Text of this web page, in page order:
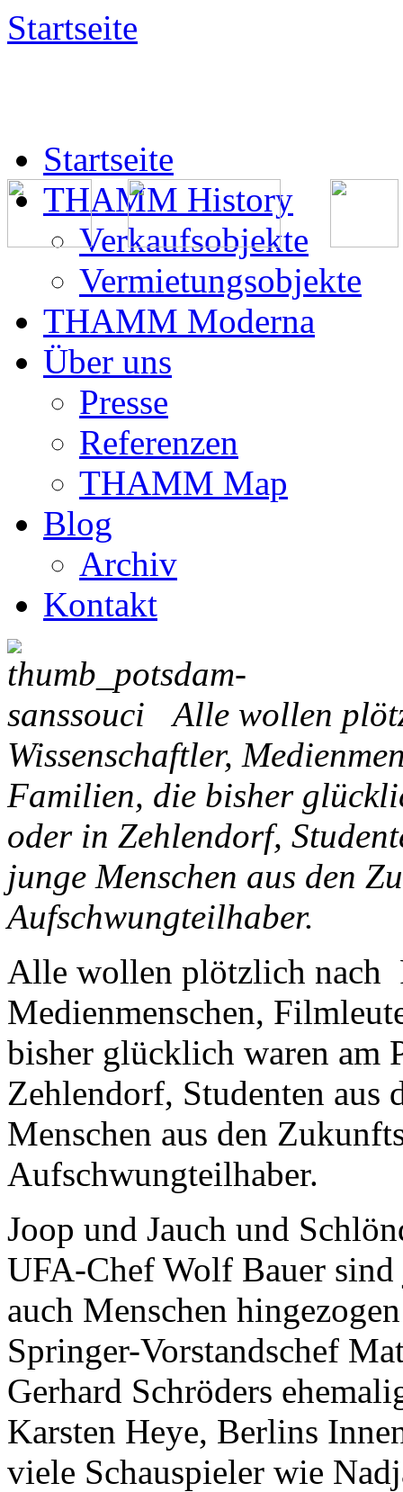
Startseite
Startseite
THAMM History
Verkaufsobjekte
Vermietungsobjekte
THAMM Moderna
Über uns
Presse
Referenzen
THAMM Map
Blog
Archiv
Kontakt
Alle wollen
Wissenschaftler,
Familien, die bisher
oder in Zehlendorf,
junge Menschen aus den
Aufschwungteilhaber.
Alle wollen plötzlich nach
Medienmenschen,
bisher glücklich waren am
Zehlendorf, Studenten aus
Menschen aus den
Aufschwungteilhaber.
Joop und Jauch und
UFA-Chef Wolf Bauer
auch Menschen
Springer-Vorstandschef
Gerhard Schröders
Karsten Heye, Berlins
viele Schauspieler wie